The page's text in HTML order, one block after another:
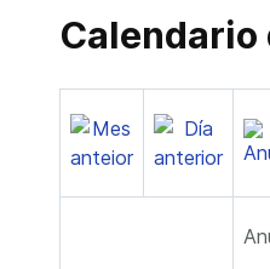
Calendario